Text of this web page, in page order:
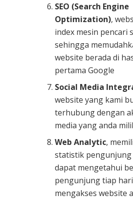
SEO (Search Engine
Optimization),
index mesin pencari
sehingga
website berada di
pertama Google
Social Media
website yang kami
terhubung dengan
media yang anda
Web Analytic,
statistik pengunjung
dapat mengetahui
pengunjung tiap
mengakses website